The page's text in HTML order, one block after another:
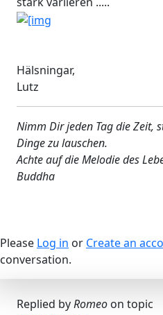
Hälsningar,
Lutz
Nimm Dir jeden Tag die Zeit,
Dinge zu lauschen.
Achte auf die Melodie des
Buddha
Please Log in or Create an
conversation.
Replied byRomeoon topic